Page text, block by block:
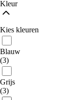
Kleur
Kies kleuren
Blauw
(3)
Grijs
(3)